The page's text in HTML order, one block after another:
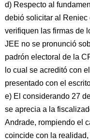
d) Respecto al
debió solicitar al
verifiquen las firmas de
JEE no se pronunció
padrón electoral de la
lo cual se acreditó con
presentado con el
e) El considerando 27
se aprecia a la
Andrade, rompiendo el
coincide con la